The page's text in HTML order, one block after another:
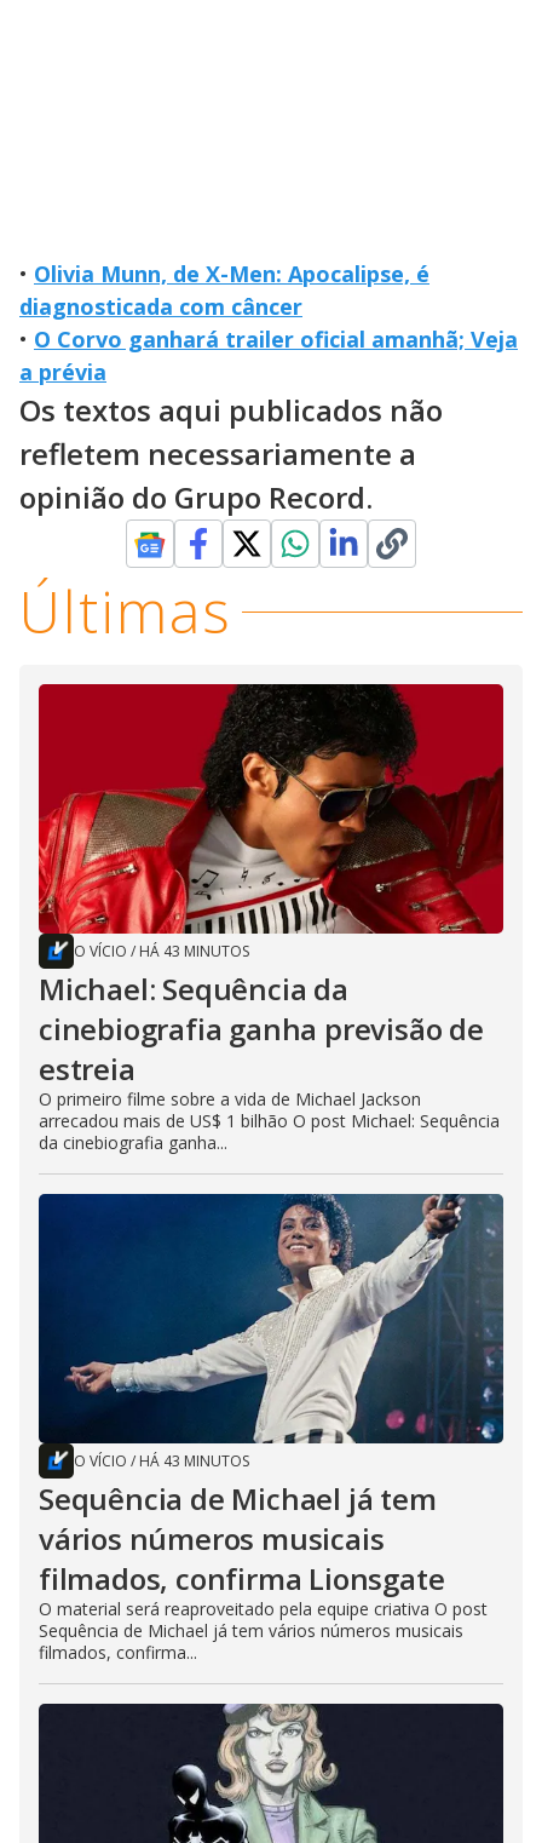
• Olivia Munn, de X-Men: Apocalipse, é
diagnosticada com câncer
• O Corvo ganhará trailer oficial amanhã; Veja
a prévia
Os textos aqui publicados não
refletem necessariamente a
opinião do Grupo Record.
Últimas
O VÍCIO / HÁ 43 MINUTOS
Michael: Sequência da
cinebiografia ganha previsão de
estreia
O primeiro filme sobre a vida de Michael Jackson
arrecadou mais de US$ 1 bilhão O post Michael: Sequência
da cinebiografia ganha...
O VÍCIO / HÁ 43 MINUTOS
Sequência de Michael já tem
vários números musicais
filmados, confirma Lionsgate
O material será reaproveitado pela equipe criativa O post
Sequência de Michael já tem vários números musicais
filmados, confirma...